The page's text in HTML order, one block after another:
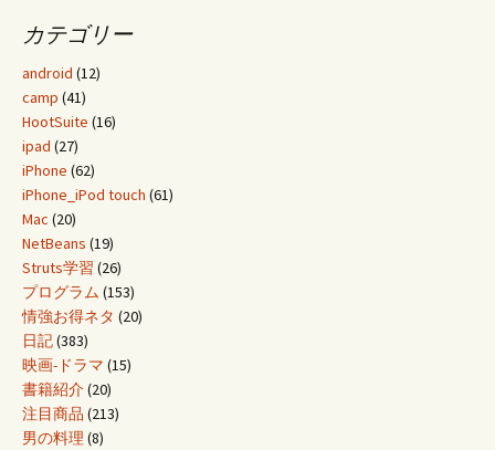
カテゴリー
android (12)
camp (41)
HootSuite (16)
ipad (27)
iPhone (62)
iPhone_iPod touch (61)
Mac (20)
NetBeans (19)
Struts学習 (26)
プログラム (153)
情強お得ネタ (20)
日記(383)
映画-ドラマ (15)
書籍紹介(20)
注目商品 (213)
男の料理 (8)